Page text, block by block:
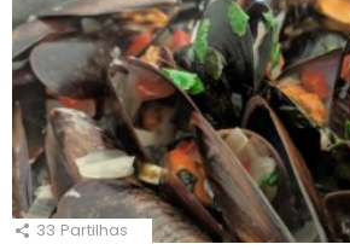
33 Partilhas